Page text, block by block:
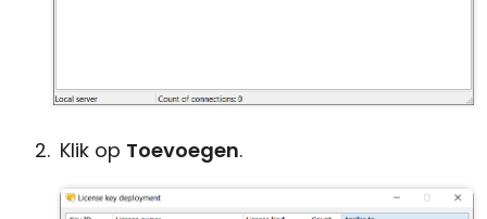
Klik op Toevoegen.